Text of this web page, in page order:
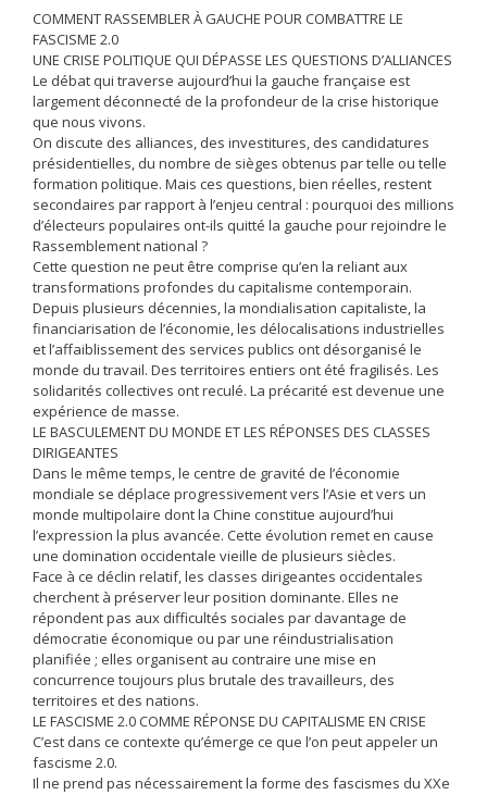
COMMENT RASSEMBLER À GAUCHE POUR COMBATTRE LE
FASCISME 2.0
UNE CRISE POLITIQUE QUI DÉPASSE LES QUESTIONS D’ALLIANCES
Le débat qui traverse aujourd’hui la gauche française est
largement déconnecté de la profondeur de la crise historique
que nous vivons.
On discute des alliances, des investitures, des candidatures
présidentielles, du nombre de sièges obtenus par telle ou telle
formation politique. Mais ces questions, bien réelles, restent
secondaires par rapport à l’enjeu central : pourquoi des millions
d’électeurs populaires ont-ils quitté la gauche pour rejoindre le
Rassemblement national ?
Cette question ne peut être comprise qu’en la reliant aux
transformations profondes du capitalisme contemporain.
Depuis plusieurs décennies, la mondialisation capitaliste, la
financiarisation de l’économie, les délocalisations industrielles
et l’affaiblissement des services publics ont désorganisé le
monde du travail. Des territoires entiers ont été fragilisés. Les
solidarités collectives ont reculé. La précarité est devenue une
expérience de masse.
LE BASCULEMENT DU MONDE ET LES RÉPONSES DES CLASSES
DIRIGEANTES
Dans le même temps, le centre de gravité de l’économie
mondiale se déplace progressivement vers l’Asie et vers un
monde multipolaire dont la Chine constitue aujourd’hui
l’expression la plus avancée. Cette évolution remet en cause
une domination occidentale vieille de plusieurs siècles.
Face à ce déclin relatif, les classes dirigeantes occidentales
cherchent à préserver leur position dominante. Elles ne
répondent pas aux difficultés sociales par davantage de
démocratie économique ou par une réindustrialisation
planifiée ; elles organisent au contraire une mise en
concurrence toujours plus brutale des travailleurs, des
territoires et des nations.
LE FASCISME 2.0 COMME RÉPONSE DU CAPITALISME EN CRISE
C’est dans ce contexte qu’émerge ce que l’on peut appeler un
fascisme 2.0.
Il ne prend pas nécessairement la forme des fascismes du XXe